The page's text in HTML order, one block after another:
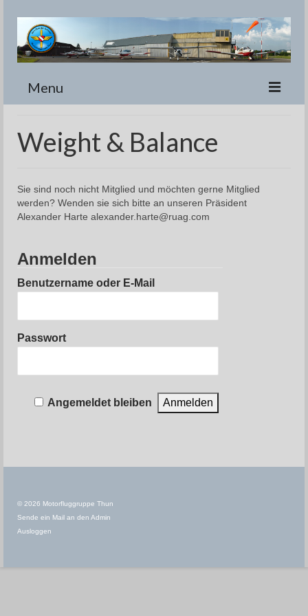
Menu
Flugplatz
Schnupperflug
Flotte
Vorstand
Mitglieder
News
Briefing
Weight & Balance
Fluglehrer Unterlagen
Weight & Balance
Sie sind noch nicht Mitglied und möchten gerne Mitglied
werden? Wenden sie sich bitte an unseren Präsident
Alexander Harte alexander.harte@ruag.com
Anmelden
Benutzername oder E-Mail
Passwort
Angemeldet bleiben
© 2026 Motorfluggruppe Thun
Sende ein Mail an den Admin
Ausloggen